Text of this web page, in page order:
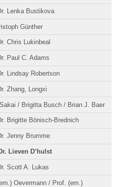
Lenka Bustikova
Günther
Chris Lukinbeal
Paul C. Adams
Lindsay Robertson
Zhang, Longxi
/ Brigitta Busch / Brian J. Baer
Brigitte Bönisch-Brednich
Jenny Brumme
Lieven D’hulst
Scott A. Lukas
Oevermann / Prof. (em.)